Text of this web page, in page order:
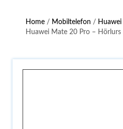
Home / Mobiltelefon / Huawei
Huawei Mate 20 Pro –